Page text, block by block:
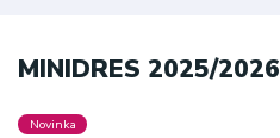
MINIDRES 2025/2026
Novinka